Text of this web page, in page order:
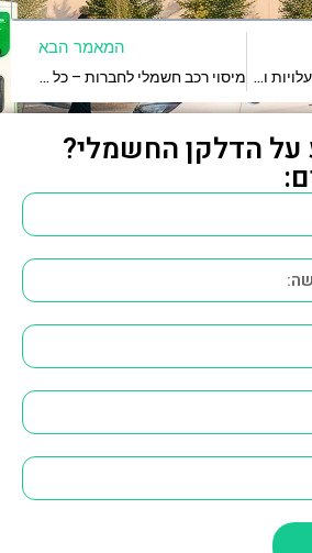
תחזוקת רכב חשמלי – עלויות והשוואה מול רכב רגיל
המאמר הבא
מיסוי רכב חשמלי לחברות – כל ההטבות והתמריצים
על הדלקן החשמלי?